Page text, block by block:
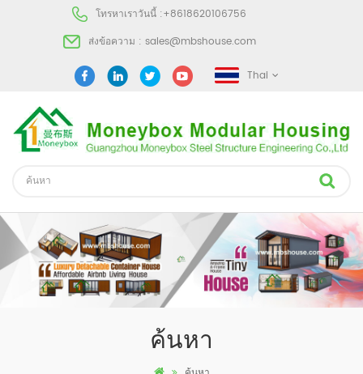
โทรหาเราวันนี้ :+8618620106756
ส่งข้อความ : sales@mbshouse.com
Thai
ค้นหา